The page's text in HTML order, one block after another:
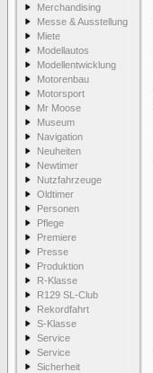
Merchandising
Messe & Ausstellung
Miete
Modellautos
Modellentwicklung
Motorenbau
Motorsport
Mr Moose
Museum
Navigation
Neuheiten
Newtimer
Nutzfahrzeuge
Oldtimer
Personen
Pflege
Premiere
Presse
Produktion
R-Klasse
R129 SL-Club
Rekordfahrt
S-Klasse
Service
Service
Sicherheit